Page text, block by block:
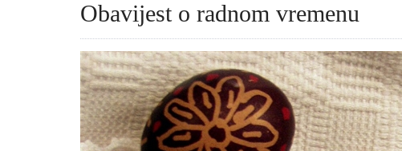
Obavijest o radnom vremenu